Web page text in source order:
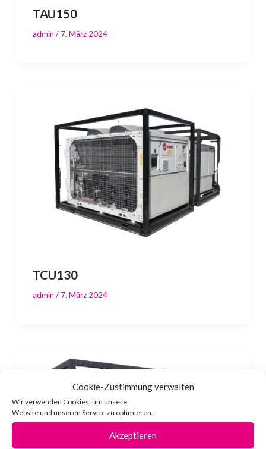
Cookie-Zustimmung verwalten
Wir verwenden Cookies, um unsere
Website und unseren Service zu optimieren.
Akzeptieren
TAU150
admin / 7. März 2024
TCU130
admin / 7. März 2024